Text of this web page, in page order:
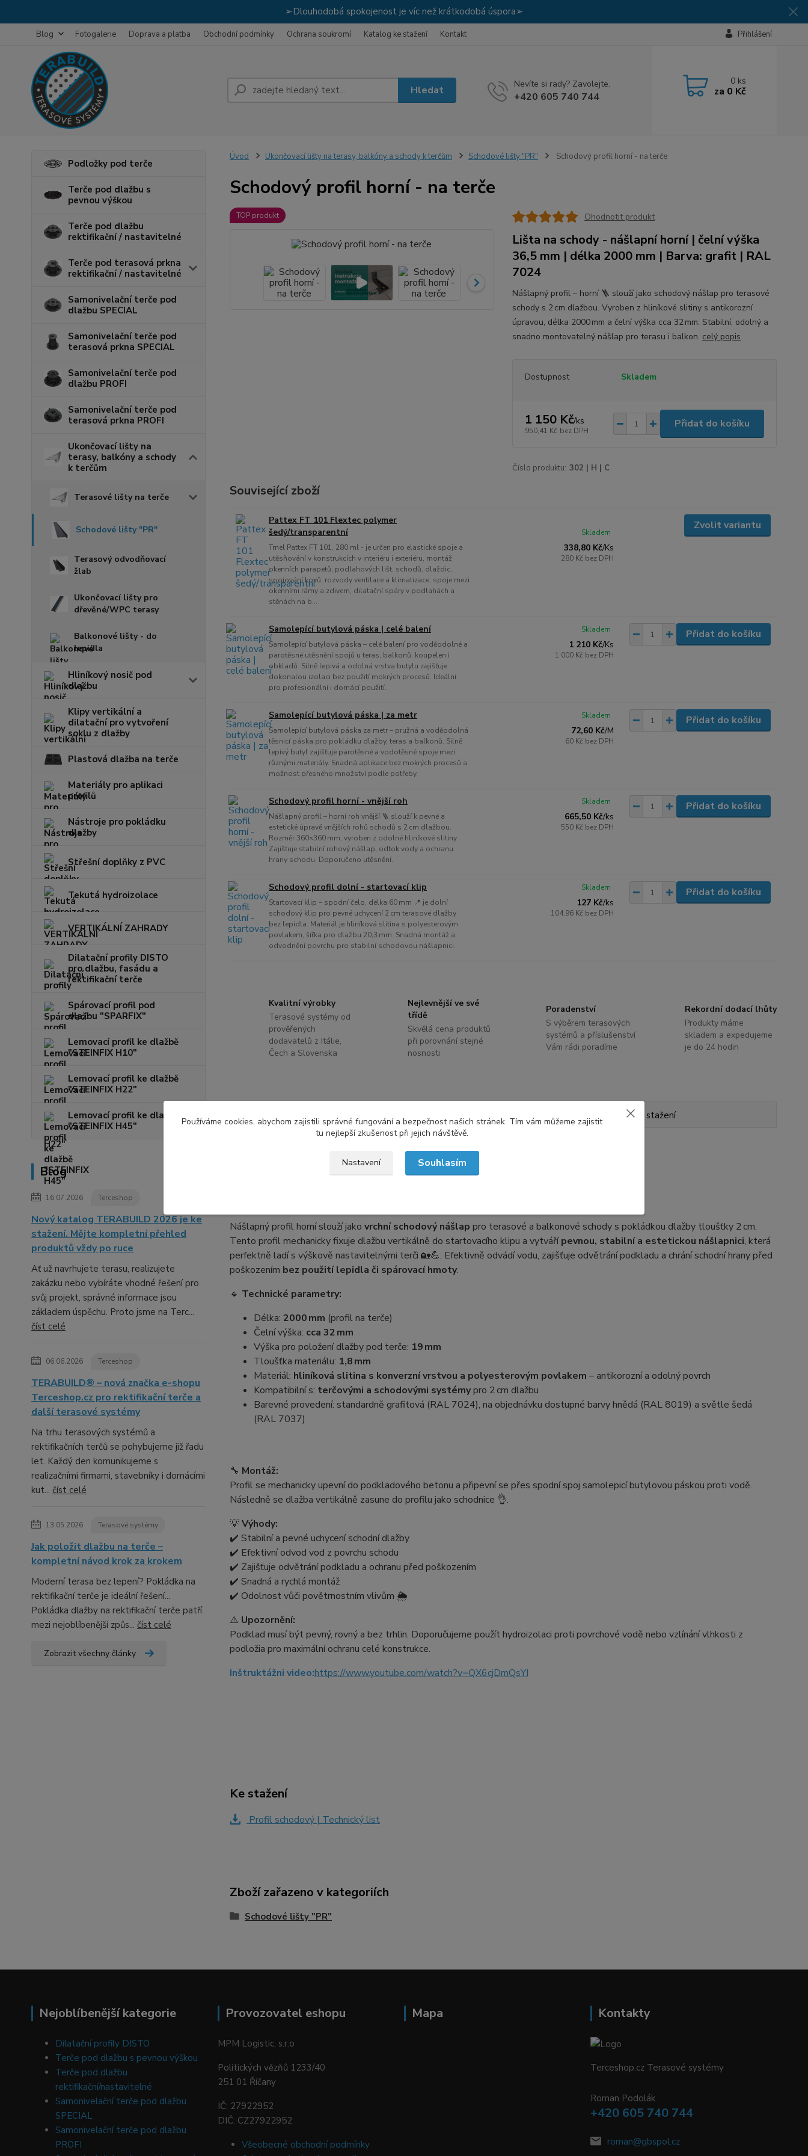
➢Dlouhodobá spokojenost je víc než krátkodobá úspora➢
Blog Fotogalerie Doprava a platba Obchodní podmínky Ochrana soukromí Katalog ke stažení Kontakt Přihlášení
Hledat Nevíte si rady? Zavolejte.
+420 605 740 744
0 ks
za 0 Kč
Podložky pod terče
Terče pod dlažbu s
pevnou výškou
Terče pod dlažbu
rektifikační / nastavitelné
Terče pod terasová prkna
rektifikační / nastavitelné
Samonivelační terče pod
dlažbu SPECIAL
Samonivelační terče pod
terasová prkna SPECIAL
Samonivelační terče pod
dlažbu PROFI
Samonivelační terče pod
terasová prkna PROFI
Ukončovací lišty na
terasy, balkóny a schody
k terčům
Terasové lišty na terče
Schodové lišty "PR"
Terasový odvodňovací
žlab
Ukončovací lišty pro
dřevěné/WPC terasy
Balkonové lišty - do
lepidla
Hliníkový nosič pod
dlažbu
Klipy vertikální a
dilatační pro vytvoření
soklu z dlažby
Plastová dlažba na terče
Materiály pro aplikaci
profilů
Nástroje pro pokládku
dlažby
Střešní doplňky z PVC
Tekutá hydroizolace
VERTIKÁLNÍ ZAHRADY
Dilatační profily DISTO
pro dlažbu, fasádu a
rektifikační terče
Spárovací profil pod
dlažbu "SPARFIX"
Lemovací profil ke dlažbě
"STEINFIX H10"
Lemovací profil ke dlažbě
"STEINFIX H22"
Lemovací profil ke dlažbě
"STEINFIX H45"
Blog
16.07.2026 Terceshop
Nový katalog TERABUILD 2026 je ke
stažení. Mějte kompletní přehled
produktů vždy po ruce
Ať už navrhujete terasu, realizujete
zakázku nebo vybíráte vhodné řešení pro
svůj projekt, správné informace jsou
základem úspěchu. Proto jsme na Terc...
číst celé
06.06.2026 Terceshop
TERABUILD® – nová značka e-shopu
Terceshop.cz pro rektifikační terče a
další terasové systémy
Na trhu terasových systémů a
rektifikačních terčů se pohybujeme již řadu
let. Každý den komunikujeme s
realizačními firmami, stavebníky i domácími
kut... číst celé
13.05.2026 Terasové systémy
Jak položit dlažbu na terče –
kompletní návod krok za krokem
Moderní terasa bez lepení? Pokládka na
rektifikační terče je ideální řešení...
Pokládka dlažby na rektifikační terče patří
mezi nejoblíbenější způs... číst celé
Zobrazit všechny články
Úvod Ukončovací lišty na terasy, balkóny a schody k terčům Schodové lišty "PR" Schodový profil horní - na terče
Schodový profil horní - na terče
TOP produkt Ohodnotit produkt
Lišta na schody - nášlapní horní | čelní výška
36,5 mm | délka 2000 mm | Barva: grafit | RAL
7024
Nášlapný profil – horní 🪜 slouží jako schodový nášlap pro terasové
schody s 2 cm dlažbou. Vyroben z hliníkové slitiny s antikorozní
úpravou, délka 2000 mm a čelní výška cca 32 mm. Stabilní, odolný a
snadno montovatelný nášlap pro terasu i balkon. celý popis
Dostupnost Skladem
1 150 Kč/ks
950,41 Kč bez DPH
Přidat do košíku
Číslo produktu: 302 | H | C
Související zboží
Pattex FT 101 Flextec polymer
šedý/transparentní
Tmel Pattex FT 101, 280 ml - je určen pro elastické spoje a
utěsňování v konstrukcích v interiéru i exteriéru, montáž
okenních parapetů, podlahových lišt, schodů, dlaždic,
spojování kovů, rozvody ventilace a klimatizace, spoje mezi
okenními rámy a zdivem, dilatační spáry v podlahách a
stěnách na b...
338,80 Kč/Ks
280 Kč bez DPH
Skladem
Zvolit variantu
Samolepící butylová páska | celé balení
Samolepící butylová páska – celé balení pro voděodolné a
parotěsné utěsnění spojů u teras, balkonů, koupelen i
obkladů. Silně lepivá a odolná vrstva butylu zajišťuje
dokonalou izolaci bez použití mokrých procesů. Ideální
pro profesionální i domácí použití.
1 210 Kč/Ks
1 000 Kč bez DPH
Skladem Přidat do košíku
Samolepící butylová páska | za metr
Samolepící butylová páska za metr – pružná a voděodolná
těsnicí páska pro pokládku dlažby, teras a balkonů. Silně
lepivý butyl zajišťuje parotěsné a vodotěsné spoje mezi
různými materiály. Snadná aplikace bez mokrých procesů a
možnost přesného množství podle potřeby.
72,60 Kč/M
60 Kč bez DPH
Skladem Přidat do košíku
Schodový profil horní - vnější roh
Nášlapný profil – horní roh vnější 🪜 slouží k pevné a
estetické úpravě vnějších rohů schodů s 2 cm dlažbou.
Rozměr 360×360 mm, vyroben z odolné hliníkové slitiny.
Zajišťuje stabilní rohový nášlap, odtok vody a ochranu
hrany schodu. Doporučeno utěsnění.
665,50 Kč/ks
550 Kč bez DPH
Skladem Přidat do košíku
Schodový profil dolní - startovací klip
Startovací klip – spodní čelo, délka 60 mm 📍 je dolní
schodový klip pro pevné uchycení 2 cm terasové dlažby
bez lepidla. Materiál je hliníková slitina s polyesterovým
povlakem, šířka pro dlažbu 20,3 mm. Snadná montáž a
odvodnění povrchu pro stabilní schodovou nášlapnici.
127 Kč/ks
104,96 Kč bez DPH
Skladem Přidat do košíku
Kvalitní výrobky
Terasové systémy od
prověřených
dodavatelů z Itálie,
Čech a Slovenska
Nejlevnější ve své
třídě
Skvělá cena produktů
při porovnání stejné
nosnosti
Poradenství
S výběrem terasových
systémů a příslušenství
Vám rádi poradíme
Rekordní dodací lhůty
Produkty máme
skladem a expedujeme
je do 24 hodin
Kompletní specifikace Hodnocení 2 Ke stažení
Nášlapný profil horní slouží jako vrchní schodový nášlap pro terasové a balkonové schody s pokládkou dlažby tloušťky 2 cm.
Tento profil mechanicky fixuje dlažbu vertikálně do startovacího klipu a vytvářípevnou, stabilní a estetickou nášlapnici, která
perfektně ladí s výškově nastavitelnými terči 🏡💪. Efektivně odvádí vodu, zajišťuje odvětrání podkladu a chrání schodní hrany před
poškozením bez použití lepidla či spárovací hmoty.
🔹 Technické parametry:
Délka: 2000 mm (profil na terče)
Čelní výška: cca 32 mm
Výška pro položení dlažby pod terče: 19 mm
Tloušťka materiálu: 1,8 mm
Materiál: hliníková slitina s konverzní vrstvou a polyesterovým povlakem – antikorozní a odolný povrch
Kompatibilní s: terčovými a schodovými systémypro 2 cm dlažbu
Barevné provedení: standardně grafitová (RAL 7024), na objednávku dostupné barvy hnědá (RAL 8019) a světle šedá
(RAL 7037)
🔧 Montáž:
Profil se mechanicky upevní do podkladového betonu a připevní se přes spodní spoj samolepicí butylovou páskou proti vodě.
Následně se dlažba vertikálně zasune do profilu jako schodnice 👌.
💡Výhody:
✔️ Stabilní a pevné uchycení schodní dlažby
✔️ Efektivní odvod vod z povrchu schodu
✔️ Zajišťuje odvětrání podkladu a ochranu před poškozením
✔️ Snadná a rychlá montáž
✔️ Odolnost vůči povětrnostním vlivům 🌦️
⚠️ Upozornění:
Podklad musí být pevný, rovný a bez trhlin. Doporučujeme použít hydroizolaci proti povrchové vodě nebo vzlínání vlhkosti z
podložia pro maximální ochranu celé konstrukce.
Inštruktážni video:https://www.youtube.com/watch?v=QX6cjDmQsYI
Ke stažení
Profil schodový | Technický list
Zboží zařazeno v kategoriích
Schodové lišty "PR"
Nejoblíbenější kategorie
Dilatační profily DISTO
Terče pod dlažbu s pevnou výškou
Terče pod dlažbu
rektifikační/nastavitelné
Samonivelační terče pod dlažbu
SPECIAL
Samonivelační terče pod dlažbu
PROFI
Provozovatel eshopu
MPM Logistic, s.r.o
Politických vězňů 1233/40
251 01 Říčany
IČ: 27922952
DIČ: CZ27922952
Všeobecné obchodní podmínky
Mapa Kontakty
Terceshop.cz Terasové systémy
Roman Podolák
+420 605 740 744
roman@gbspol.cz
Používáme cookies, abychom zajistili správné fungování a bezpečnost našich stránek. Tím vám můžeme zajistit
tu nejlepší zkušenost při jejich návštěvě.
Nastavení Souhlasím